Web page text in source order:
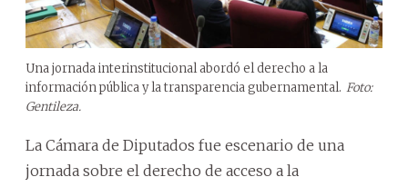
Una jornada interinstitucional abordó el derecho a la
información pública y la transparencia gubernamental. Foto:
Gentileza.
La Cámara de Diputados fue escenario de una
jornada sobre el derecho de acceso a la